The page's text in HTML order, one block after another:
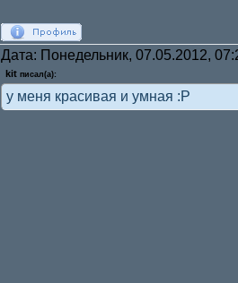
Дата: Понедельник, 07.05.2012,
kit писал(а):
у меня красивая и умная :P